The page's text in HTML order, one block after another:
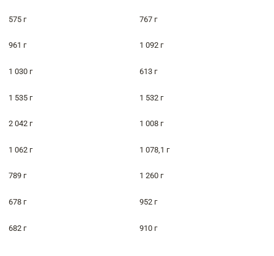
575 г 767 г
961 г 1 092 г
1 030 г 613 г
1 535 г 1 532 г
2 042 г 1 008 г
1 062 г 1 078,1 г
789 г 1 260 г
678 г 952 г
682 г 910 г